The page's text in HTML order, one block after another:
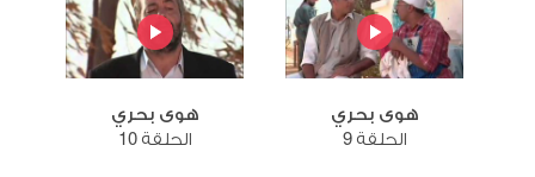
هوى بحري
الحلقة 9
هوى بحري
الحلقة 10